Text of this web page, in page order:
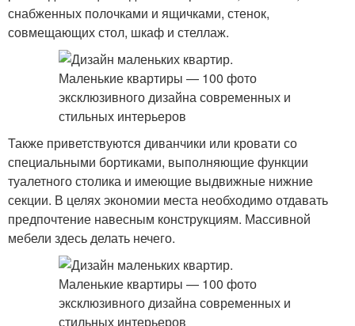
снабженных полочками и ящичками, стенок,
совмещающих стол, шкаф и стеллаж.
Также приветствуются диванчики или кровати со
специальными бортиками, выполняющие функции
туалетного столика и имеющие выдвижные нижние
секции. В целях экономии места необходимо отдавать
предпочтение навесным конструкциям. Массивной
мебели здесь делать нечего.